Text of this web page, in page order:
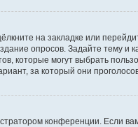
на закладке или
опросов. Задайте тему
которые могут выбрать
за который они
конференции. Если